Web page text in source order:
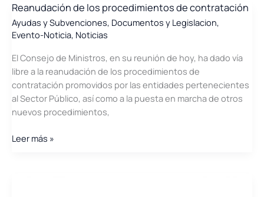
Reto
Energía.
Horizon
Convocatoria
Green
Deal
Reanudación de los procedimientos de contratación
Ayudas y Subvenciones, Documentos y Legislacion,
Evento-Noticia, Noticias
El Consejo de Ministros, en su reunión de hoy, ha dado vía
libre a la reanudación de los procedimientos de
contratación promovidos por las entidades pertenecientes
al Sector Público, así como a la puesta en marcha de otros
nuevos procedimientos,
Reanudación
Leer más »